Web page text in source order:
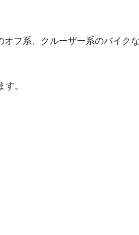
フ系、クルーザー系のバイク
。